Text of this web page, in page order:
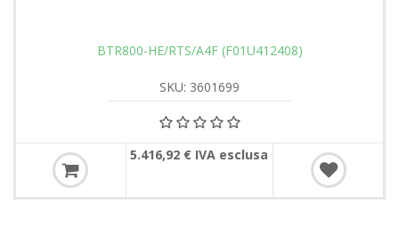
BTR800-HE/RTS/A4F (F01U412408)
SKU: 3601699
5.416,92 € IVA esclusa